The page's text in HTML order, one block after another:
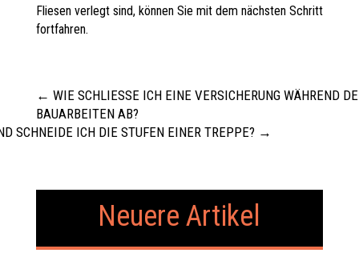
Fliesen verlegt sind, können Sie mit dem nächsten Schritt
fortfahren.
← WIE SCHLIESSE ICH EINE VERSICHERUNG WÄHREND DER
AUARBEITEN AB?
SCHNEIDE ICH DIE STUFEN EINER TREPPE? →
Neuere Artikel